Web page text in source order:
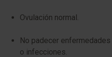
Ovulación normal.
No padecer
o infecciones.